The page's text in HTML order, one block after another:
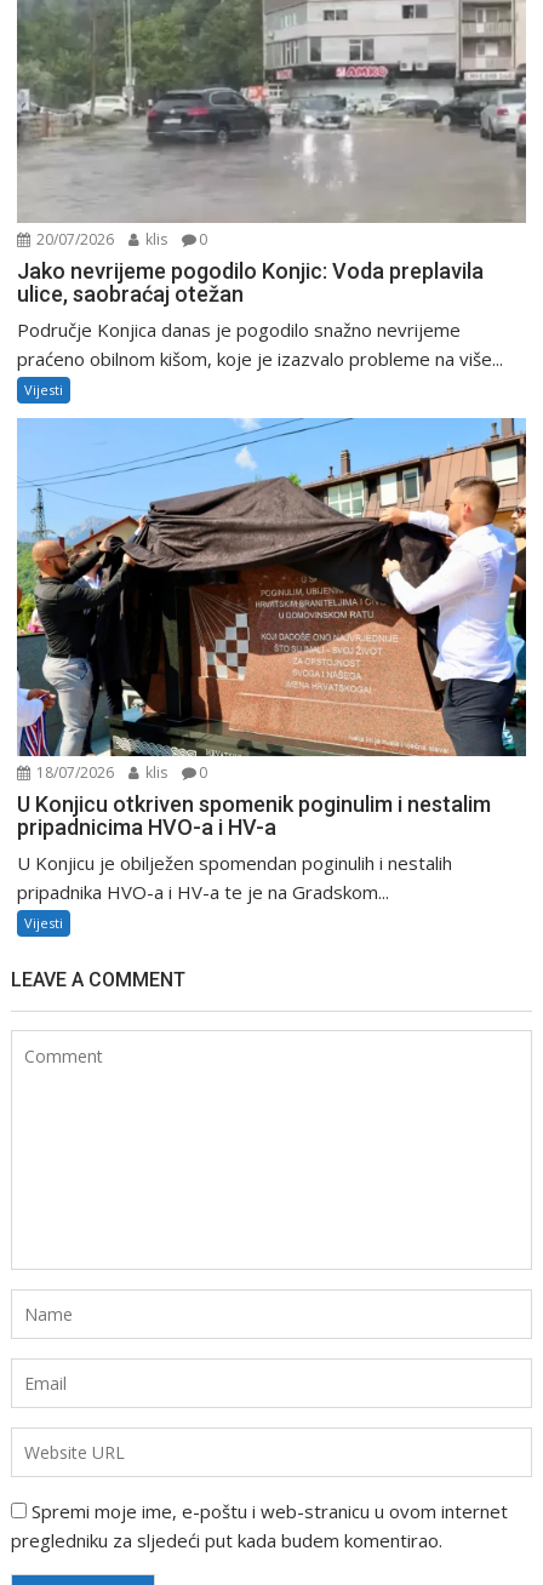
20/07/2026 klis 0
Jako nevrijeme pogodilo Konjic: Voda preplavila
ulice, saobraćaj otežan
Područje Konjica danas je pogodilo snažno nevrijeme
praćeno obilnom kišom, koje je izazvalo probleme na više...
Vijesti
18/07/2026 klis 0
U Konjicu otkriven spomenik poginulim i nestalim
pripadnicima HVO-a i HV-a
U Konjicu je obilježen spomendan poginulih i nestalih
pripadnika HVO-a i HV-a te je na Gradskom...
Vijesti
LEAVE A COMMENT
Spremi moje ime, e-poštu i web-stranicu u ovom internet
pregledniku za sljedeći put kada budem komentirao.